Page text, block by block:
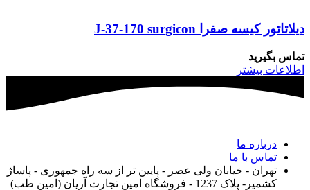
دیلاتاتور کیسه صفرا J-37-170 surgicon
تماس بگیرید
اطلاعات بیشتر
درباره ما
تماس با ما
تهران - خیابان ولی عصر - پایین تر از سه راه جمهوری - پاساژ
کشمیر- پلاک 1237 - فروشگاه امین تجارت آریان (امین طب)